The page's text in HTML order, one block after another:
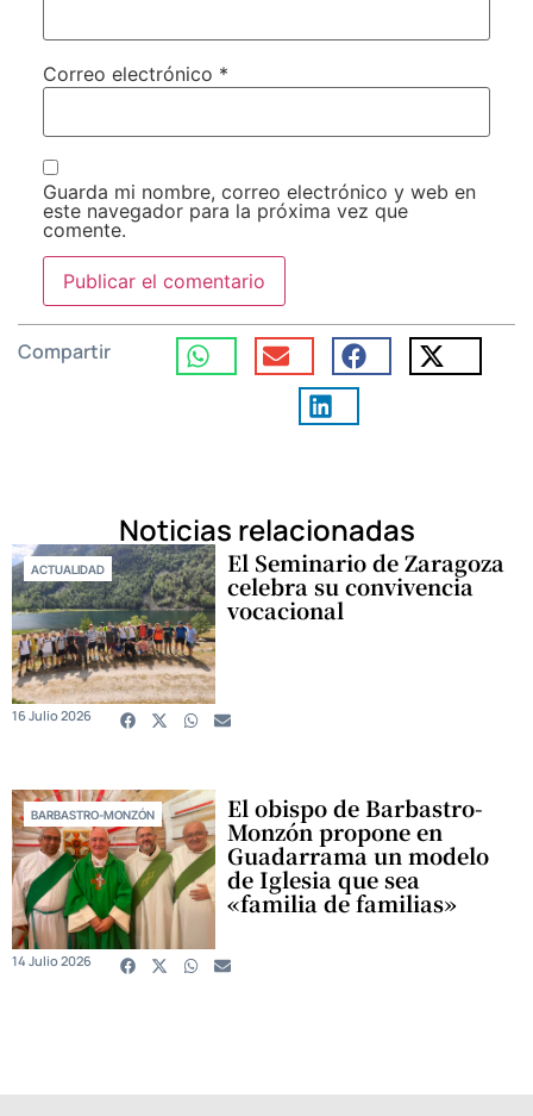
Correo electrónico *
Guarda mi nombre, correo electrónico y web en
este navegador para la próxima vez que
comente.
Compartir
Noticias relacionadas
ACTUALIDAD El Seminario de Zaragoza
celebra su convivencia
vocacional
16 Julio 2026
BARBASTRO-MONZÓN El obispo de Barbastro-
Monzón propone en
Guadarrama un modelo
de Iglesia que sea
«familia de familias»
14 Julio 2026